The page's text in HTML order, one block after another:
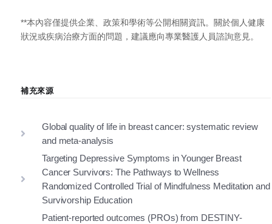
**本內容僅提供企業、政策和學術等公開相關資訊。關於個人健康
狀況或疾病治療方面的問題，建議應向專業醫護人員諮詢意見。
補充來源
Global quality of life in breast cancer: systematic review
and meta-analysis
Targeting Depressive Symptoms in Younger Breast
Cancer Survivors: The Pathways to Wellness
Randomized Controlled Trial of Mindfulness Meditation and
Survivorship Education
Patient-reported outcomes (PROs) from DESTINY-